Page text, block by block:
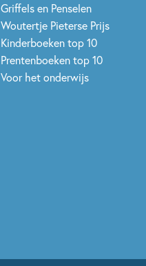
Griffels en Penselen
Woutertje Pieterse Prijs
Kinderboeken top 10
Prentenboeken top 10
Voor het onderwijs